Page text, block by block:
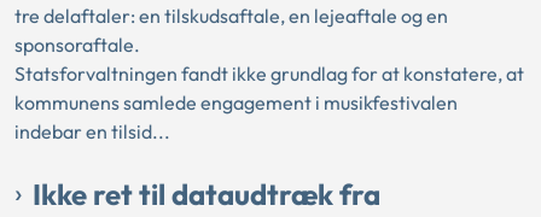
tre delaftaler: en tilskudsaftale, en lejeaftale og en
sponsoraftale.
Statsforvaltningen fandt ikke grundlag for at konstatere, at
kommunens samlede engagement i musikfestivalen
indebar en tilsid...
Ikke ret til dataudtræk fra